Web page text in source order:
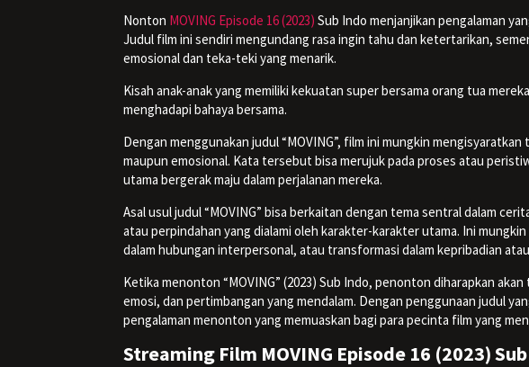
Nonton MOVING Episode 16 (2023) Sub Indo menjanjikan pengalaman
Judul film ini sendiri mengundang rasa ingin tahu dan ketertarikan,
emosional dan teka-teki yang menarik.
Kisah anak-anak yang memiliki kekuatan super bersama orang tua
menghadapi bahaya bersama.
Dengan menggunakan judul “MOVING”, film ini mungkin
maupun emosional. Kata tersebut bisa merujuk pada proses atau
utama bergerak maju dalam perjalanan mereka.
Asal usul judul “MOVING” bisa berkaitan dengan tema sentral dalam
atau perpindahan yang dialami oleh karakter-karakter utama. Ini
dalam hubungan interpersonal, atau transformasi dalam kepribadian
Ketika menonton “MOVING” (2023) Sub Indo, penonton diharapkan
emosi, dan pertimbangan yang mendalam. Dengan penggunaan judul
pengalaman menonton yang memuaskan bagi para pecinta film yang
Streaming Film MOVING Episode 16 (2023)